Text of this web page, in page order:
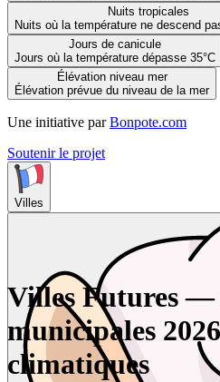
Nuits tropicales
Nuits où la température ne descend
Jours de canicule
Jours où la température dépasse 35°C
Élévation niveau mer
Élévation prévue du niveau de la mer
Une initiative par Bonpote.com
Soutenir le projet
Villes
Villes Futures —
municipales
climatiques